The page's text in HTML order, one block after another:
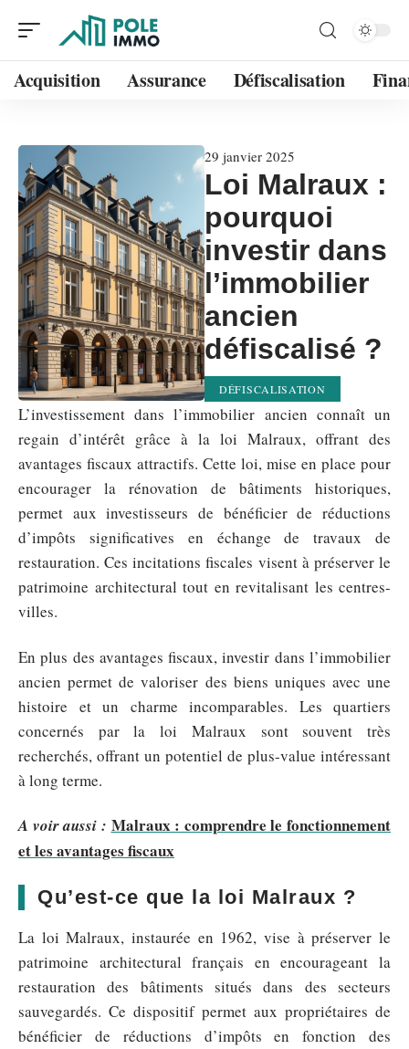
Acquisition Assurance Défiscalisation
29 janvier 2025
Loi Malraux :
pourquoi
investir dans
l’immobilier
ancien
défiscalisé ?
DÉFISCALISATION
L’investissement dans l’immobilier ancien connaît un
regain d’intérêt grâce à la loi Malraux, offrant des
avantages fiscaux attractifs. Cette loi, mise en place pour
encourager la rénovation de bâtiments historiques,
permet aux investisseurs de bénéficier de réductions
d’impôts significatives en échange de travaux de
restauration. Ces incitations fiscales visent à préserver le
patrimoine architectural tout en revitalisant les centres-
villes.
En plus des avantages fiscaux, investir dans l’immobilier
ancien permet de valoriser des biens uniques avec une
histoire et un charme incomparables. Les quartiers
concernés par la loi Malraux sont souvent très
recherchés, offrant un potentiel de plus-value intéressant
à long terme.
A voir aussi : Malraux : comprendre le fonctionnement
et les avantages fiscaux
Qu’est-ce que la loi Malraux ?
La loi Malraux, instaurée en 1962, vise à préserver le
patrimoine architectural français en encourageant la
restauration des bâtiments situés dans des secteurs
sauvegardés. Ce dispositif permet aux propriétaires de
bénéficier de réductions d’impôts en fonction des